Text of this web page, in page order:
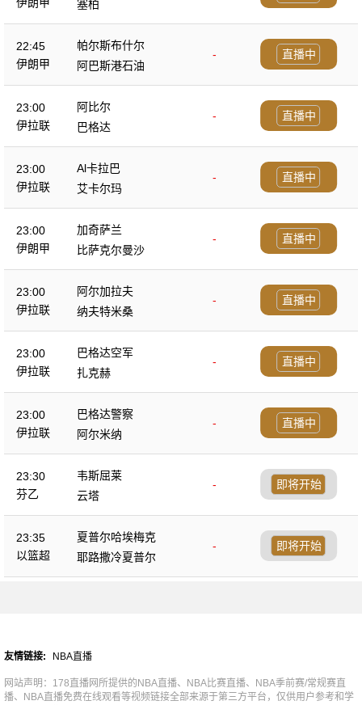
伊朗甲
塞柏
22:45
伊朗甲
帕尔斯布什尔
-
阿巴斯港石油
直播中
23:00
伊拉联
阿比尔
-
巴格达
直播中
23:00
伊拉联
Al卡拉巴
-
艾卡尔玛
直播中
23:00
伊朗甲
加奇萨兰
-
比萨克尔曼沙
直播中
23:00
伊拉联
阿尔加拉夫
-
纳夫特米桑
直播中
23:00
伊拉联
巴格达空军
-
扎克赫
直播中
23:00
伊拉联
巴格达警察
-
阿尔米纳
直播中
23:30
芬乙
韦斯屈莱
-
云塔
即将开始
23:35
以篮超
夏普尔哈埃梅克
-
耶路撒冷夏普尔
即将开始
友情链接: NBA直播
网站声明：178直播网所提供的NBA直播、NBA比赛直播、NBA季前赛/常规赛直
播、NBA直播免费在线观看等视频链接全部来源于第三方平台，仅供用户参考和学